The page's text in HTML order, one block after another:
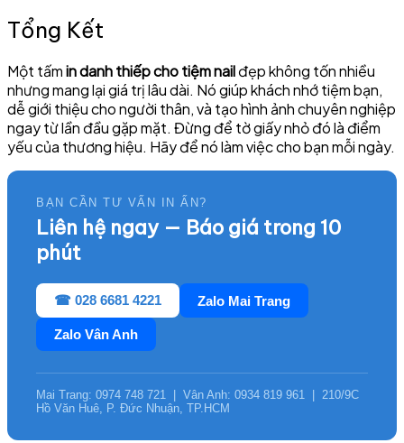
Tổng Kết
Một tấmin danh thiếp cho tiệm nailđẹp không tốn nhiều
nhưng mang lại giá trị lâu dài. Nó giúp khách nhớ tiệm bạn,
dễ giới thiệu cho người thân, và tạo hình ảnh chuyên nghiệp
ngay từ lần đầu gặp mặt. Đừng để tờ giấy nhỏ đó là điểm
yếu của thương hiệu. Hãy để nó làm việc cho bạn mỗi ngày.
BẠN CẦN TƯ VẤN IN ẤN?
Liên hệ ngay — Báo giá trong 10
phút
☎ 028 6681 4221 Zalo Mai Trang
Zalo Vân Anh
Mai Trang: 0974 748 721 | Vân Anh: 0934 819 961 | 210/9C
Hồ Văn Huê, P. Đức Nhuận, TP.HCM